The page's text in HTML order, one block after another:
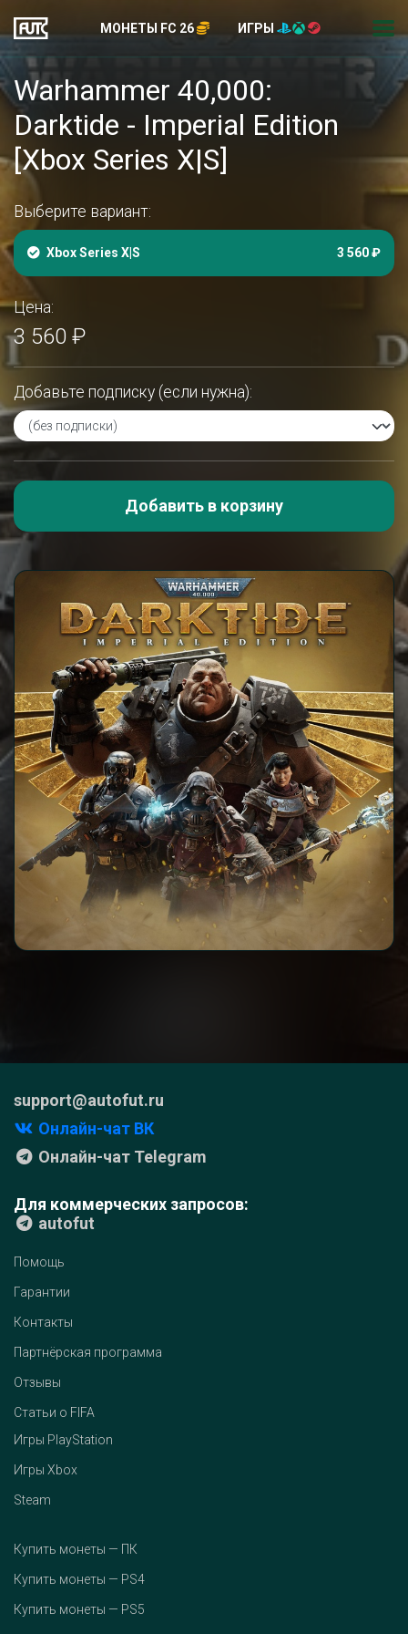
МОНЕТЫ FC 26 ИГРЫ
Warhammer 40,000:
Darktide - Imperial Edition
[Xbox Series X|S]
Выберите вариант:
Xbox Series X|S 3 560 ₽
Цена:
3 560 ₽
Добавьте подписку (если нужна):
Добавить в корзину
support@autofut.ru
Онлайн-чат ВК
Онлайн-чат Telegram
Для коммерческих запросов:
autofut
Помощь
Гарантии
Контакты
Партнёрская программа
Отзывы
Статьи о FIFA
Игры PlayStation
Игры Xbox
Steam
Купить монеты — ПК
Купить монеты — PS4
Купить монеты — PS5